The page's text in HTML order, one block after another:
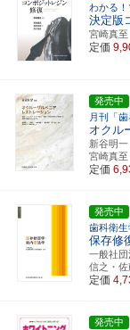
わかる！
決定版
宮崎真
定価
発売中
月刊「
オクル
新谷明
宮崎真
定価
発売中
歯科衛
保存修
一般社
信之・
定価
発売中